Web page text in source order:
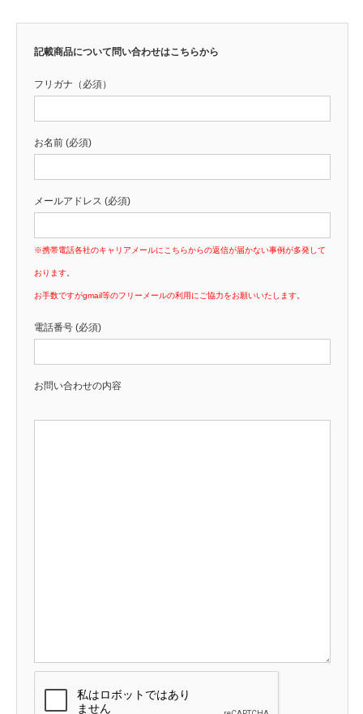
記載商品について問い合わせはこちらから
フリガナ（必須）
お名前 (必須)
メールアドレス (必須)
※携帯電話各社のキャリアメールにこちらからの返信が届かない事例が多発して
おります。
お手数ですがgmail等のフリーメールの利用にご協力をお願いいたします。
電話番号 (必須)
お問い合わせの内容